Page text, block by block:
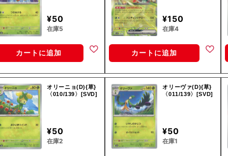
¥50
在庫5
カートに追加
¥150
在庫4
カートに追加
オリーニョ(D){草}
〈010/139〉[SVD]
¥50
在庫2
オリーヴァ(D){草}
〈011/139〉[SVD]
¥50
在庫1